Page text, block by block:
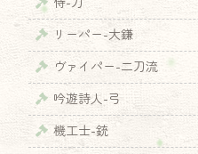
リーパー-大鎌
ヴァイパー-二刀流
吟遊詩人-弓
機工士-銃